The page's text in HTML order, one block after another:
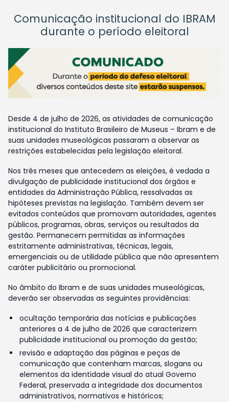
Comunicação institucional do IBRAM
durante o período eleitoral
Desde 4 de julho de 2026, as atividades de comunicação
institucional do Instituto Brasileiro de Museus – Ibram e de
suas unidades museológicas passaram a observar as
restrições estabelecidas pela legislação eleitoral.
Nos três meses que antecedem as eleições, é vedada a
divulgação de publicidade institucional dos órgãos e
entidades da Administração Pública, ressalvadas as
hipóteses previstas na legislação. Também devem ser
evitados conteúdos que promovam autoridades, agentes
públicos, programas, obras, serviços ou resultados da
gestão. Permanecem permitidas as informações
estritamente administrativas, técnicas, legais,
emergenciais ou de utilidade pública que não apresentem
caráter publicitário ou promocional.
No âmbito do Ibram e de suas unidades museológicas,
deverão ser observadas as seguintes providências:
ocultação temporária das notícias e publicações
anteriores a 4 de julho de 2026 que caracterizem
publicidade institucional ou promoção da gestão;
revisão e adaptação das páginas e peças de
comunicação que contenham marcas, slogans ou
elementos da identidade visual do atual Governo
Federal, preservada a integridade dos documentos
administrativos, normativos e históricos;